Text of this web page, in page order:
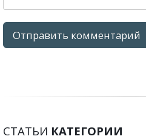
СТАТЬИ КАТЕГОРИИ